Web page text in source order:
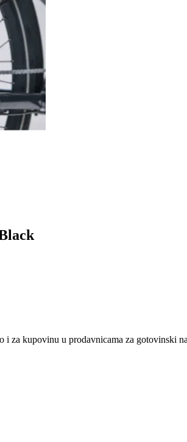
za kupovinu u prodavnicama za gotovinski